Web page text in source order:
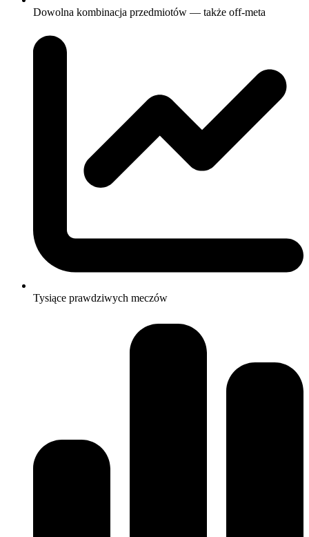
Dowolna kombinacja przedmiotów — także off-meta
Tysiące prawdziwych meczów